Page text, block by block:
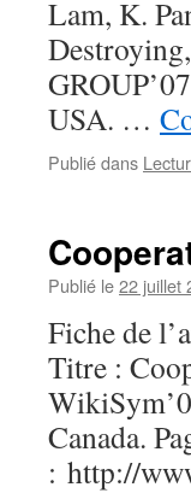
Lam, K.
USA. …
Publié dans
Publié le22 juillet
Fiche de
Titre :
Canada.
: http://